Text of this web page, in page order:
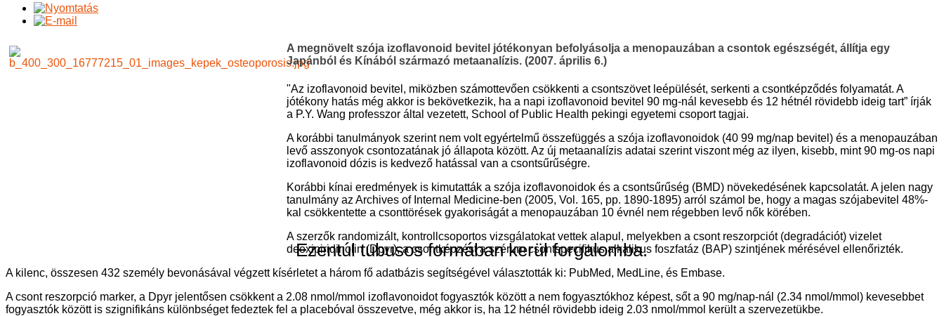
Ezentúl tubusos formában kerül forgalomba.
A megnövelt szója izoflavonoid bevitel jótékonyan befolyásolja a menopauzában a csontok egészségét, állítja egy
Japánból és Kínából származó metaanalízis. (2007. április 6.)
"Az izoflavonoid bevitel, miközben számottevően csökkenti a csontszövet leépülését, serkenti a csontképződés folyamatát. A
jótékony hatás még akkor is bekövetkezik, ha a napi izoflavonoid bevitel 90 mg-nál kevesebb és 12 hétnél rövidebb ideig tart” írják
a P.Y. Wang professzor által vezetett, School of Public Health pekingi egyetemi csoport tagjai.
A korábbi tanulmányok szerint nem volt egyértelmű összefüggés a szója izoflavonoidok (40 99 mg/nap bevitel) és a menopauzában
levő asszonyok csontozatának jó állapota között. Az új metaanalízis adatai szerint viszont még az ilyen, kisebb, mint 90 mg-os napi
izoflavonoid dózis is kedvező hatással van a csontsűrűségre.
Korábbi kínai eredmények is kimutatták a szója izoflavonoidok és a csontsűrűség (BMD) növekedésének kapcsolatát. A jelen nagy
tanulmány az Archives of Internal Medicine-ben (2005, Vol. 165, pp. 1890-1895) arról számol be, hogy a magas szójabevitel 48%-
kal csökkentette a csonttörések gyakoriságát a menopauzában 10 évnél nem régebben levő nők körében.
A szerzők randomizált, kontrollcsoportos vizsgálatokat vettek alapul, melyekben a csont reszorpciót (degradációt) vizelet
deoxipiridinolin (Dpyr), a csontképzést a szérum csontspecifikus alkalikus foszfatáz (BAP) szintjének mérésével ellenőrizték.
A kilenc, összesen 432 személy bevonásával végzett kísérletet a három fő adatbázis segítségével választották ki: PubMed, MedLine, és Embase.
A csont reszorpció marker, a Dpyr jelentősen csökkent a 2.08 nmol/mmol izoflavonoidot fogyasztók között a nem fogyasztókhoz képest, sőt a 90 mg/nap-nál (2.34 nmol/mmol) kevesebbet
fogyasztók között is szignifikáns különbséget fedeztek fel a placebóval összevetve, még akkor is, ha 12 hétnél rövidebb ideig 2.03 nmol/mmol került a szervezetükbe.